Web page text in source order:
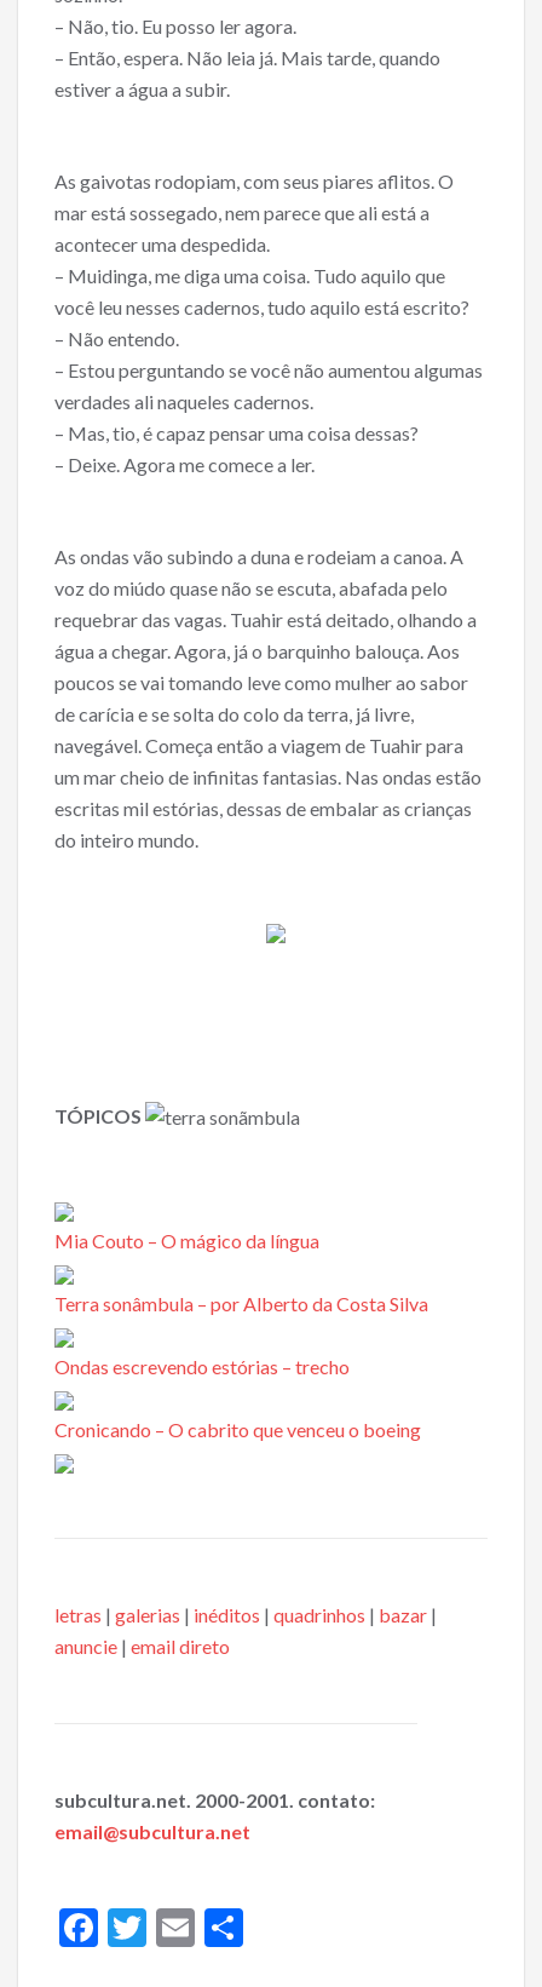
– Não, tio. Eu posso ler agora.
– Então, espera. Não leia já. Mais tarde, quando
estiver a água a subir.
As gaivotas rodopiam, com seus piares aflitos. O
mar está sossegado, nem parece que ali está a
acontecer uma despedida.
– Muidinga, me diga uma coisa. Tudo aquilo que
você leu nesses cadernos, tudo aquilo está escrito?
– Não entendo.
– Estou perguntando se você não aumentou algumas
verdades ali naqueles cadernos.
– Mas, tio, é capaz pensar uma coisa dessas?
– Deixe. Agora me comece a ler.
As ondas vão subindo a duna e rodeiam a canoa. A
voz do miúdo quase não se escuta, abafada pelo
requebrar das vagas. Tuahir está deitado, olhando a
água a chegar. Agora, já o barquinho balouça. Aos
poucos se vai tomando leve como mulher ao sabor
de carícia e se solta do colo da terra, já livre,
navegável. Começa então a viagem de Tuahir para
um mar cheio de infinitas fantasias. Nas ondas estão
escritas mil estórias, dessas de embalar as crianças
do inteiro mundo.
TÓPICOS
Mia Couto – O mágico da língua
Terra sonâmbula – por Alberto da Costa Silva
Ondas escrevendo estórias – trecho
Cronicando – O cabrito que venceu o boeing
letras | galerias | inéditos | quadrinhos | bazar |
anuncie | email direto
subcultura.net. 2000-2001. contato:
email@subcultura.net
F
T
E